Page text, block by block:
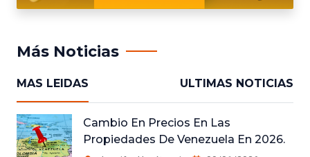
Más Noticias
MAS LEIDAS ULTIMAS NOTICIAS
Cambio En Precios En Las
Propiedades De Venezuela En 2026.